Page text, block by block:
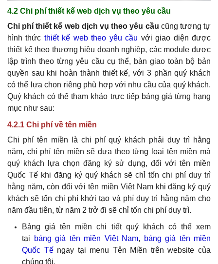
4.2 Chi phí thiết kế web dịch vụ theo yêu cầu
Chi phí thiết kế web dịch vụ theo yêu cầu cũng tương tự
hình thức thiết kế web theo yêu cầu với giao diện được
thiết kế theo thương hiệu doanh nghiệp, các module được
lập trình theo từng yêu cầu cụ thể, bàn giao toàn bộ bản
quyền sau khi hoàn thành thiết kế, với 3 phần quý khách
có thể lựa chọn riêng phù hợp với nhu cầu của quý khách.
Quý khách có thể tham khảo trực tiếp bảng giá từng hạng
mục như sau:
4.2.1 Chi phí về tên miền
Chi phí tên miền là chi phí quý khách phải duy trì hằng
năm, chi phí tên miền sẽ dựa theo từng loại tên miền mà
quý khách lựa chọn đăng ký sử dụng, đối với tên miền
Quốc Tế khi đăng ký quý kháchsẽ chỉ tốn chi phí duy trì
hằng năm, còn đối với tên miền Việt Nam khi đăng ký quý
kháchsẽ tốn chi phí khởi tạo và phí duy trì hằng năm cho
năm đầu tiên, từ năm 2 trở đi sẽ chỉ tốn chi phí duy trì.
Bảng giá tên miền chi tiết quý khách có thể xem
tại
bảng giá tên miền Việt Nam,
bảng giá tên miền
Quốc Tếngay tại menu Tên Miền trên website của
chúng tôi.